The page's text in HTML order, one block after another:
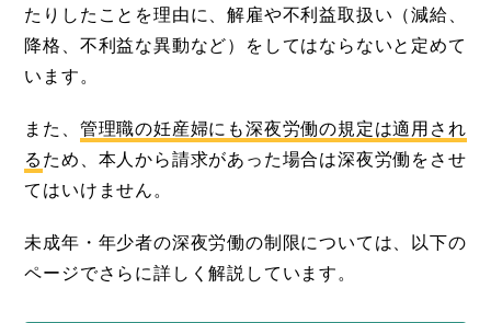
たりしたことを理由に、解雇や不利益取扱い（減給、
降格、不利益な異動など）をしてはならないと定めて
います。
また、 管理職の妊産婦にも深夜労働の規定は適用され
る ため、本人から請求があった場合は深夜労働をさせ
てはいけません。
未成年・年少者の深夜労働の制限については、以下の
ページでさらに詳しく解説しています。